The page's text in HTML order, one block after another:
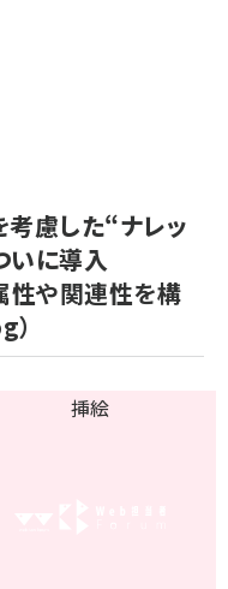
考慮した“ナレッ
いに導入
や関連性を構